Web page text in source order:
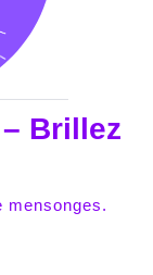
Brillez
mensonges.